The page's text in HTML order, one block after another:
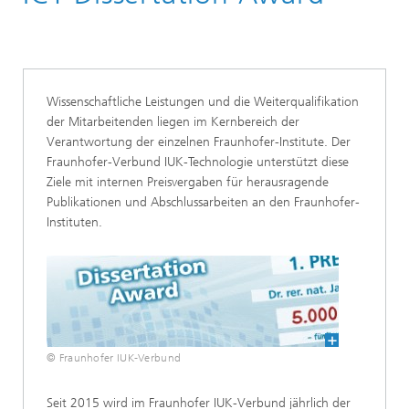
Wissenschaftliche Leistungen und die Weiterqualifikation
der Mitarbeitenden liegen im Kernbereich der
Verantwortung der einzelnen Fraunhofer-Institute. Der
Fraunhofer-Verbund IUK-Technologie unterstützt diese
Ziele mit internen Preisvergaben für herausragende
Publikationen und Abschlussarbeiten an den Fraunhofer-
Instituten.
© Fraunhofer IUK-Verbund
Seit 2015 wird im Fraunhofer IUK-Verbund jährlich der